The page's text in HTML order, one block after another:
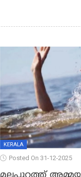
KERALA
Posted On 31-12-2025